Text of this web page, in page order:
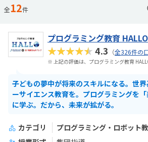
全12件
プログラミング教育 HALLO
★★★★★4.3 （全326件の
※ 上記の評価は、プログラミング教育
子どもの夢中が将来のスキルになる。世
ーサイエンス教育を。プログラミングを「
に学ぶ。だから、未来が拡がる。
カテゴリ
プログラミング・ロボット